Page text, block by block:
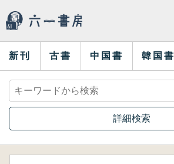
新刊 古書 中国書 韓国書
詳細検索